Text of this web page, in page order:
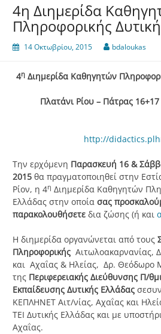
4η Διημερίδα
Πληροφορικής
14 Οκτωβρίου, 2015 bdaloukas
4η Διημερίδα Καθηγητών
Πλατάνι Ρίου – Πάτρας
http://
Την ερχόμενη Παρασκευή 16 &
2015 θα πραγματοποιηθεί στην
Ρίον, η 4η Διημερίδα Καθηγητών
Ελλάδας στην οποία σας
παρακολουθήσετε δια ζώσης (ή και
Η διημερίδα οργανώνεται από τους
Πληροφορικής Αιτωλοακαρνανίας,
και Αχαΐας & Ηλείας, Δρ. Θεόδωρο
της Περιφερειακής Διεύθυνσης Π/
Εκπαίδευσης Δυτικής Ελλάδας
ΚΕΠΛΗΝΕΤ Αιτ/νίας, Αχαΐας και
ΤΕΙ Δυτικής Ελλάδας και με
Αχαΐας.